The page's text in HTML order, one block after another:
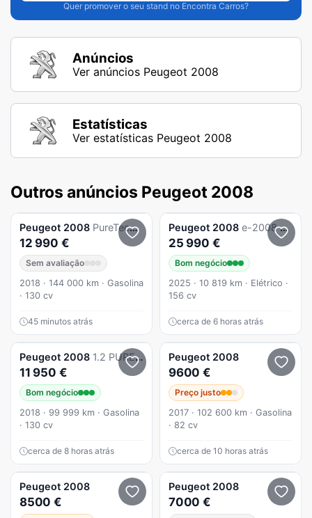
Quer promover o seu stand no Encontra Carros?
Anúncios
Ver anúncios Peugeot 2008
Estatísticas
Ver estatísticas Peugeot 2008
Outros anúncios Peugeot 2008
Peugeot 2008 PureTech 130 Stop&Start GT-Line Edition
12 990 €
Sem avaliação
2018 · 144 000 km · Gasolina
· 130 cv
45 minutos atrás
Peugeot 2008 e-2008 54 kWh Style
25 990 €
Bom negócio
2025 · 10 819 km · Elétrico ·
156 cv
cerca de 6 horas atrás
Peugeot 2008 1.2 PURETECH PACK GT-LINE NACIONAL 1 ÚNICO DONO 130 CV
11 950 €
Bom negócio
2018 · 99 999 km · Gasolina
· 130 cv
cerca de 8 horas atrás
Peugeot 2008
9600 €
Preço justo
2017 · 102 600 km · Gasolina
· 82 cv
cerca de 10 horas atrás
Peugeot 2008
8500 €
Peugeot 2008
7000 €